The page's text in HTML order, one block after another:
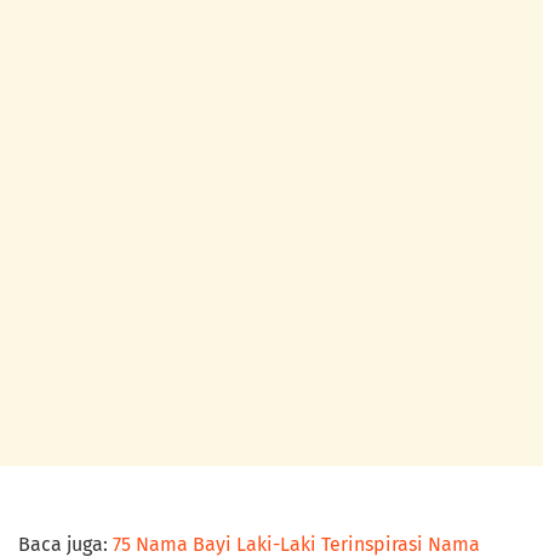
Baca juga: 75 Nama Bayi Laki-Laki Terinspirasi Nama